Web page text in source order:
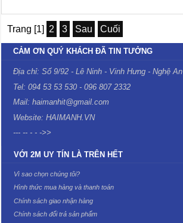
Trang [1] 2 3 Sau Cuối
CẢM ƠN QUÝ KHÁCH ĐÃ TIN TƯỞNG
Địa chỉ: Số 9/92 - Lê Ninh - Vinh Hưng - Nghệ An
Tel: 094 53 53 530 - 096 807 2332
Mail: haimanhit@gmail.com
Website: HAIMANH.VN
--- -- - - ->>
VỚI 2M UY TÍN LÀ TRÊN HẾT
Vì sao chọn chúng tôi?
Hình thức mua hàng và thanh toán
Chính sách giao nhận hàng
Chính sách đổi trả sản phẩm